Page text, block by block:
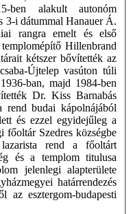
ben alakult autonóm
3-i dátummal Hanauer Á.
rangra emelt és első
Hillenbrand
kétszer bővítették az
Újtelep vasúton túli
ban, majd 1984-ben
Dr. Kiss Barnabás
rend budai kápolnájából
és ezzel egyidejűleg a
Szedres községbe
rend a főoltárt
és a templom titulusa
jelenlegi alapterülete
határrendezés
az esztergom-budapesti